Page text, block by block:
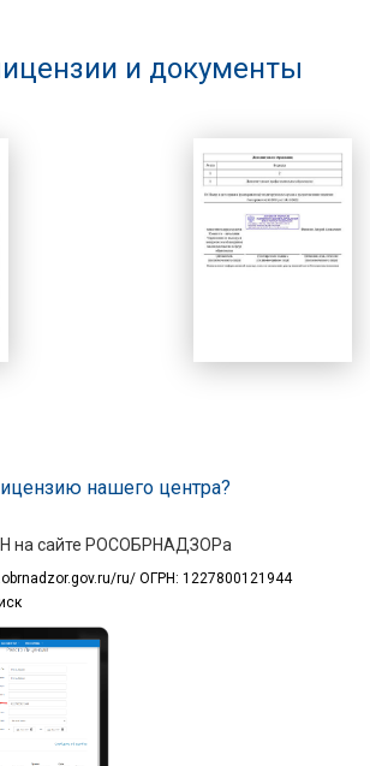
и документы
нашего центра?
на сайте РОСОБРНАДЗОРа
ru/ ОГРН: 1227800121944